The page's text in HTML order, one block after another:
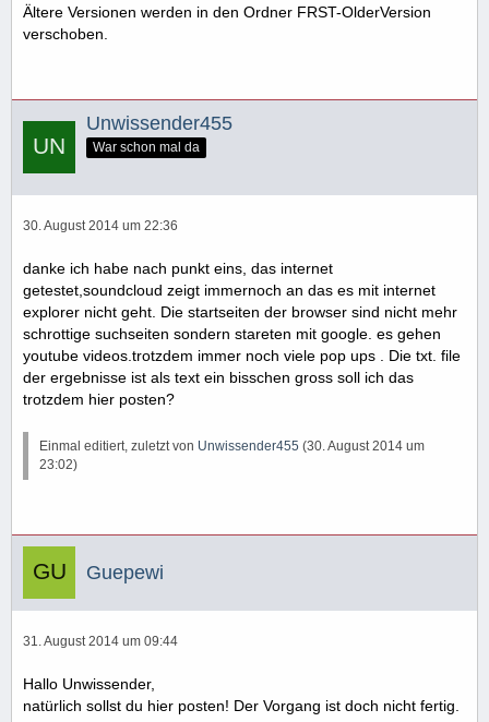
Ältere Versionen werden in den Ordner FRST-OlderVersion
verschoben.
Unwissender455
War schon mal da
30. August 2014 um 22:36
danke ich habe nach punkt eins, das internet
getestet,soundcloud zeigt immernoch an das es mit internet
explorer nicht geht. Die startseiten der browser sind nicht mehr
schrottige suchseiten sondern stareten mit google. es gehen
youtube videos.trotzdem immer noch viele pop ups . Die txt. file
der ergebnisse ist als text ein bisschen gross soll ich das
trotzdem hier posten?
Einmal editiert, zuletzt von Unwissender455 (30. August 2014 um
23:02)
Guepewi
31. August 2014 um 09:44
Hallo Unwissender,
natürlich sollst du hier posten! Der Vorgang ist doch nicht fertig.